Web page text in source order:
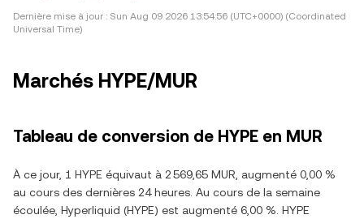
Dernière mise à jour : Sun Aug 09 2026 13:54:56 (UTC+0000) (Coordinated
Universal Time)
Marchés HYPE/MUR
Tableau de conversion de HYPE en MUR
À ce jour, 1 HYPE équivaut à 2 569,65 MUR, augmenté 0,00 %
au cours des dernières 24 heures. Au cours de la semaine
écoulée, Hyperliquid (HYPE) est augmenté 6,00 %. HYPE